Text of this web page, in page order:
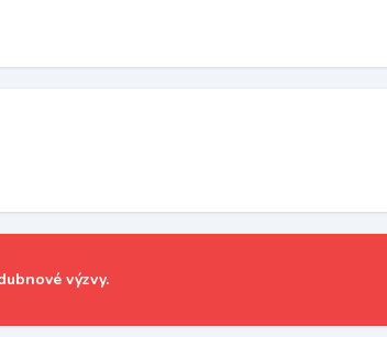
výzvy.